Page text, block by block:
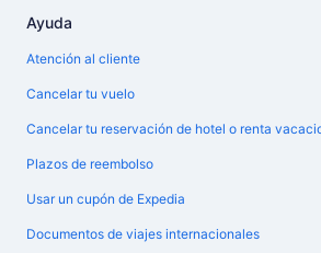
Ayuda
Atención al cliente
Cancelar tu vuelo
Cancelar tu reservación de hotel o renta
Plazos de reembolso
Usar un cupón de Expedia
Documentos de viajes internacionales